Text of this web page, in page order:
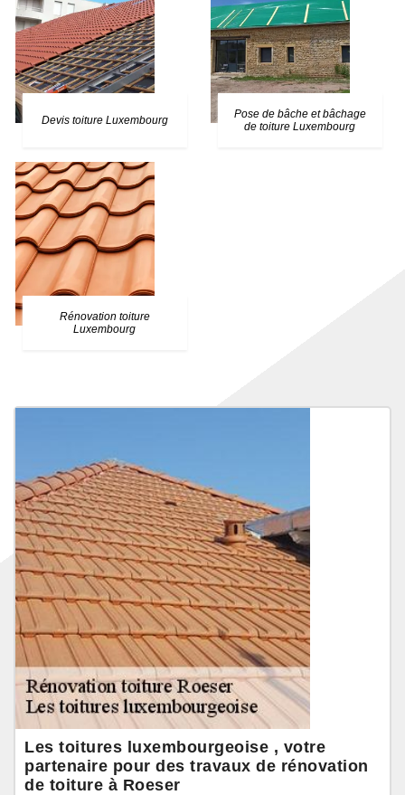
Devis toiture Luxembourg
Pose de bâche et bâchage
de toiture Luxembourg
Rénovation toiture
Luxembourg
Les toitures luxembourgeoise , votre
partenaire pour des travaux de rénovation
de toiture à Roeser